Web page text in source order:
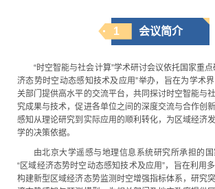
1 会议简介
“时空智能与社会计算”学术研讨会议依托国家重
济态势时空动态感知技术及应用”举办，旨在为学术
关部门提供高水平的交流平台，共同探讨时空智能与
究成果与技术，促进各单位之间的深度交流与合作创
感知从理论研究到实际应用的顺利转化，为区域经济
学的决策依据。
由北京大学遥感与地理信息系统研究所承担的
“区域经济态势时空动态感知技术及应用”，旨在利用
构建新型区域经济态势监测时空增强指标体系，研究